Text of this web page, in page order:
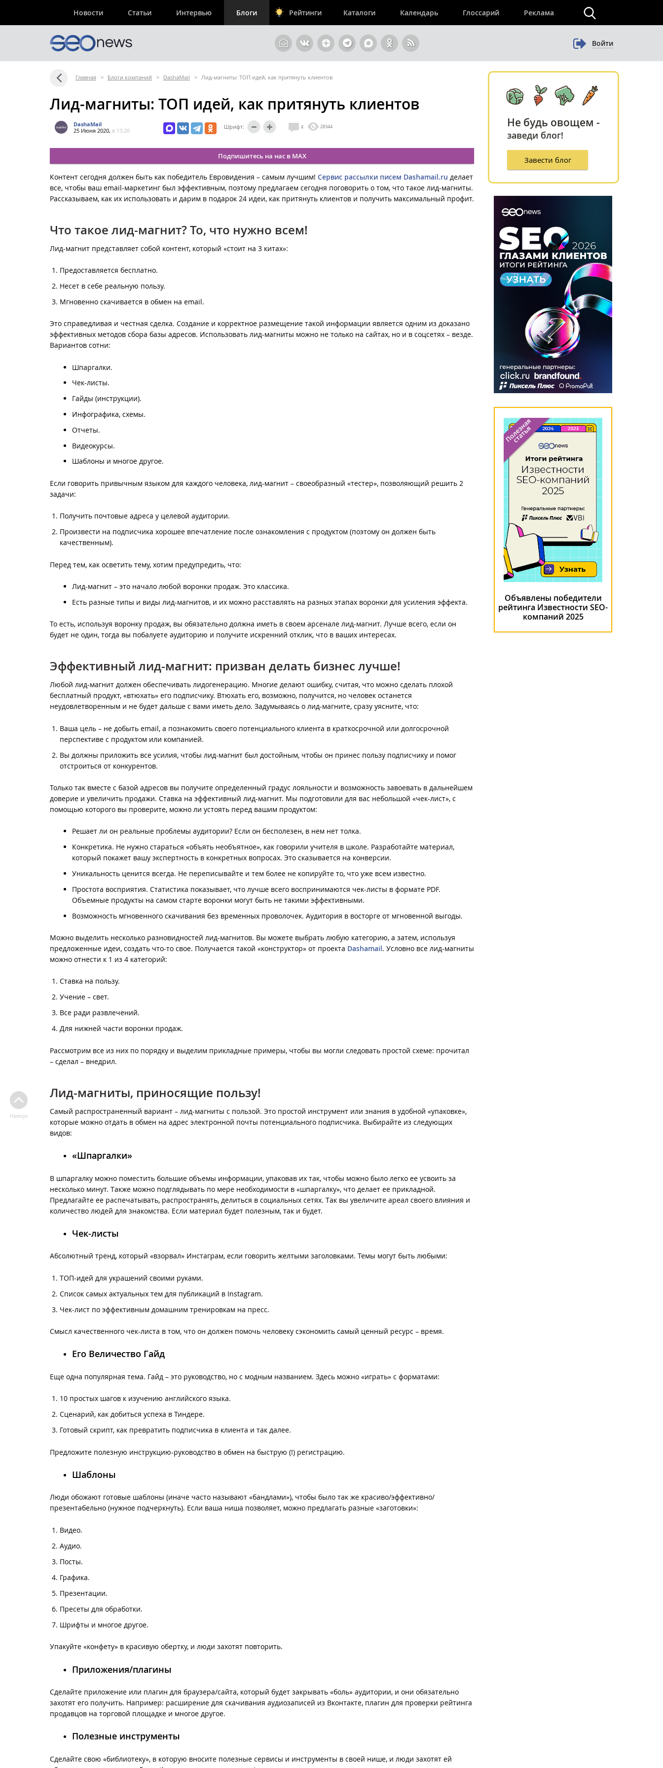
Новости Статьи Интервью Блоги Рейтинги Каталоги Календарь Глоссарий Реклама
Войти
Главная > Блоги компаний > DashaMail > Лид-магниты: ТОП идей, как притянуть клиентов
Лид-магниты: ТОП идей, как притянуть клиентов
DashaMail
25 Июня 2020, в 13:20
Шрифт: 2 28344
Подпишитесь на нас в MAX
Контент сегодня должен быть как победитель Евровидения – самым лучшим! Сервис рассылки писем Dashamail.ru делает
все, чтобы ваш email-маркетинг был эффективным, поэтому предлагаем сегодня поговорить о том, что такое лид-магниты.
Рассказываем, как их использовать и дарим в подарок 24 идеи, как притянуть клиентов и получить максимальный профит.
Что такое лид-магнит? То, что нужно всем!
Лид-магнит представляет собой контент, который «стоит на 3 китах»:
Предоставляется бесплатно.
Несет в себе реальную пользу.
Мгновенно скачивается в обмен на email.
Это справедливая и честная сделка. Создание и корректное размещение такой информации является одним из доказано
эффективных методов сбора базы адресов. Использовать лид-магниты можно не только на сайтах, но и в соцсетях – везде.
Вариантов сотни:
Шпаргалки.
Чек-листы.
Гайды (инструкции).
Инфографика, схемы.
Отчеты.
Видеокурсы.
Шаблоны и многое другое.
Если говорить привычным языком для каждого человека, лид-магнит – своеобразный «тестер», позволяющий решить 2
задачи:
Получить почтовые адреса у целевой аудитории.
Произвести на подписчика хорошее впечатление после ознакомления с продуктом (поэтому он должен быть
качественным).
Перед тем, как осветить тему, хотим предупредить, что:
Лид-магнит – это начало любой воронки продаж. Это классика.
Есть разные типы и виды лид-магнитов, и их можно расставлять на разных этапах воронки для усиления эффекта.
То есть, используя воронку продаж, вы обязательно должна иметь в своем арсенале лид-магнит. Лучше всего, если он
будет не один, тогда вы побалуете аудиторию и получите искренний отклик, что в ваших интересах.
Эффективный лид-магнит: призван делать бизнес лучше!
Любой лид-магнит должен обеспечивать лидогенерацию. Многие делают ошибку, считая, что можно сделать плохой
бесплатный продукт, «втюхать» его подписчику. Втюхать его, возможно, получится, но человек останется
неудовлетворенным и не будет дальше с вами иметь дело. Задумываясь о лид-магните, сразу уясните, что:
Ваша цель – не добыть email, а познакомить своего потенциального клиента в краткосрочной или долгосрочной
перспективе с продуктом или компанией.
Вы должны приложить все усилия, чтобы лид-магнит был достойным, чтобы он принес пользу подписчику и помог
отстроиться от конкурентов.
Только так вместе с базой адресов вы получите определенный градус лояльности и возможность завоевать в дальнейшем
доверие и увеличить продажи. Ставка на эффективный лид-магнит. Мы подготовили для вас небольшой «чек-лист», с
помощью которого вы проверите, можно ли устоять перед вашим продуктом:
Решает ли он реальные проблемы аудитории? Если он бесполезен, в нем нет толка.
Конкретика. Не нужно стараться «объять необъятное», как говорили учителя в школе. Разработайте материал,
который покажет вашу экспертность в конкретных вопросах. Это сказывается на конверсии.
Уникальность ценится всегда. Не переписывайте и тем более не копируйте то, что уже всем известно.
Простота восприятия. Статистика показывает, что лучше всего воспринимаются чек-листы в формате PDF.
Объемные продукты на самом старте воронки могут быть не такими эффективными.
Возможность мгновенного скачивания без временных проволочек. Аудитория в восторге от мгновенной выгоды.
Можно выделить несколько разновидностей лид-магнитов. Вы можете выбрать любую категорию, а затем, используя
предложенные идеи, создать что-то свое. Получается такой «конструктор» от проекта Dashamail. Условно все лид-магниты
можно отнести к 1 из 4 категорий:
Ставка на пользу.
Учение – свет.
Все ради развлечений.
Для нижней части воронки продаж.
Рассмотрим все из них по порядку и выделим прикладные примеры, чтобы вы могли следовать простой схеме: прочитал
– сделал – внедрил.
Лид-магниты, приносящие пользу!
Самый распространенный вариант – лид-магниты с пользой. Это простой инструмент или знания в удобной «упаковке»,
которые можно отдать в обмен на адрес электронной почты потенциального подписчика. Выбирайте из следующих
видов:
«Шпаргалки»
В шпаргалку можно поместить большие объемы информации, упаковав их так, чтобы можно было легко ее усвоить за
несколько минут. Также можно подглядывать по мере необходимости в «шпаргалку», что делает ее прикладной.
Предлагайте ее распечатывать, распространять, делиться в социальных сетях. Так вы увеличите ареал своего влияния и
количество людей для знакомства. Если материал будет полезным, так и будет.
Чек-листы
Абсолютный тренд, который «взорвал» Инстаграм, если говорить желтыми заголовками. Темы могут быть любыми:
ТОП-идей для украшений своими руками.
Список самых актуальных тем для публикаций в Instagram.
Чек-лист по эффективным домашним тренировкам на пресс.
Смысл качественного чек-листа в том, что он должен помочь человеку сэкономить самый ценный ресурс – время.
Его Величество Гайд
Еще одна популярная тема. Гайд – это руководство, но с модным названием. Здесь можно «играть» с форматами:
10 простых шагов к изучению английского языка.
Сценарий, как добиться успеха в Тиндере.
Готовый скрипт, как превратить подписчика в клиента и так далее.
Предложите полезную инструкцию-руководство в обмен на быструю (!) регистрацию.
Шаблоны
Люди обожают готовые шаблоны (иначе часто называют «бандлами»), чтобы было так же красиво/эффективно/
презентабельно (нужное подчеркнуть). Если ваша ниша позволяет, можно предлагать разные «заготовки»:
Видео.
Аудио.
Посты.
Графика.
Презентации.
Пресеты для обработки.
Шрифты и многое другое.
Упакуйте «конфету» в красивую обертку, и люди захотят повторить.
Приложения/плагины
Сделайте приложение или плагин для браузера/сайта, который будет закрывать «боль» аудитории, и они обязательно
захотят его получить. Например: расширение для скачивания аудиозаписей из Вконтакте, плагин для проверки рейтинга
продавцов на торговой площадке и многое другое.
Полезные инструменты
Сделайте свою «библиотеку», в которую вносите полезные сервисы и инструменты в своей нише, и люди захотят ей
Наверх
Не будь овощем -
заведи блог!
Завести блог
Объявлены победители
рейтинга Известности SEO-
компаний 2025